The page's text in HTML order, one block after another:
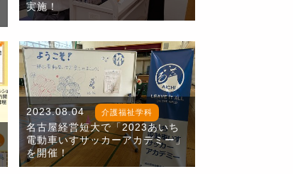
実施！
2023.08.04 介護福祉学科
名古屋経営短大で「2023あいち
電動車いすサッカーアカデミー」
を開催！